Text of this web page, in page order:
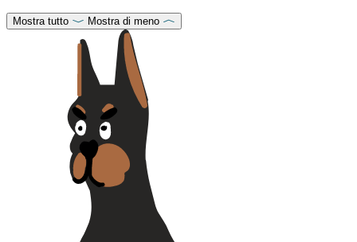
Mostra tutto Mostra di meno